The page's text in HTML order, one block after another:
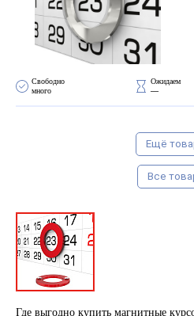
Свободно
много
Ожидаем
—
Ещё
Все
Где выгодно купить магнитные